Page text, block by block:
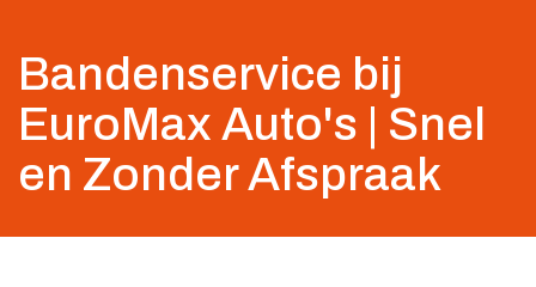
Bandenservice bij
EuroMax Auto's | Snel
en Zonder Afspraak